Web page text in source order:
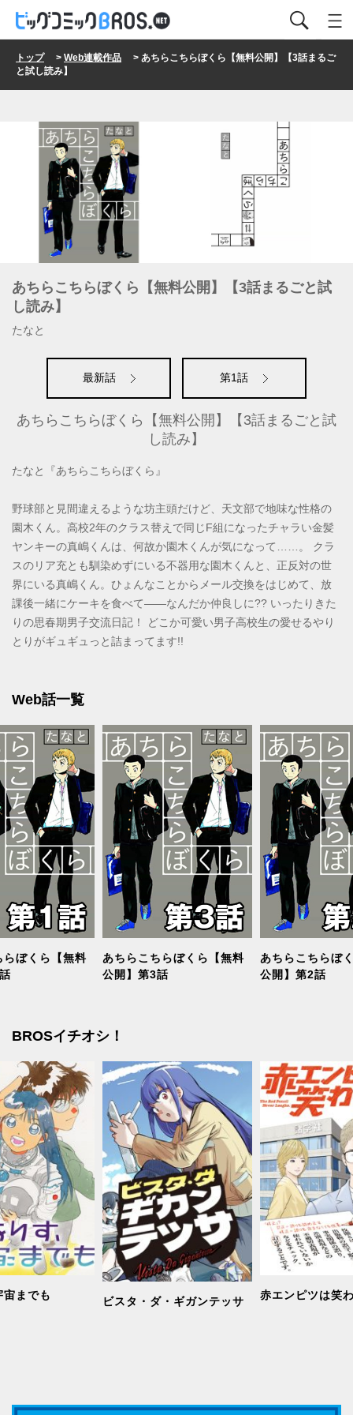
トップ> Web連載作品 > あちらこちらぼくら【無料公開】【3話まるご
と試し読み】
あちらこちらぼくら【無料公開】【3話まるごと試
し読み】
たなと
最新話 第1話
あちらこちらぼくら【無料公開】【3話まるごと試
し読み】
たなと『あちらこちらぼくら』
野球部と見間違えるような坊主頭だけど、天文部で地味な性格の
園木くん。高校2年のクラス替えで同じF組になったチャラい金髪
ヤンキーの真嶋くんは、何故か園木くんが気になって……。 クラ
スのリア充とも馴染めずにいる不器用な園木くんと、正反対の世
界にいる真嶋くん。ひょんなことからメール交換をはじめて、放
課後一緒にケーキを食べて――なんだか仲良しに?? いったりきた
りの思春期男子交流日記！ どこか可愛い男子高校生の愛せるやり
とりがギュギュっと詰まってます!!
Web話一覧
らぼくら【無料
あちらこちらぼくら【無料
公開】第3話
あちらこちらぼ
公開】第2話
BROSイチオシ！
宙までも ビスタ・ダ・ギガンテッサ 赤エンピツは笑